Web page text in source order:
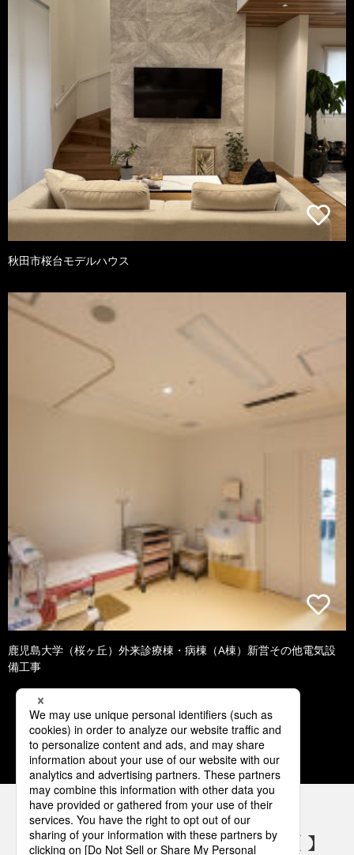
秋田市桜台モデルハウス
鹿児島大学（桜ヶ丘）外来診療棟・病棟（A棟）新営その他電気設
備工事
1 2 3 4 5
パナソニックの電気設備 SNSアカウント